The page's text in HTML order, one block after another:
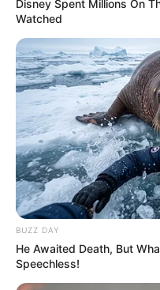
Disney Spent Millions On
Watched
BUZZ DAY
He Awaited Death, But
Speechless!